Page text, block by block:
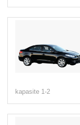
kapasite 1-2